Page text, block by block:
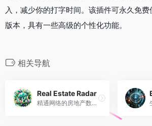
入，减少你的打字时间。该插件可永久免
版本，具有一些高级的个性化功能。
相关导航
Real Estate Radar
精通网络的房地产数据聚合器